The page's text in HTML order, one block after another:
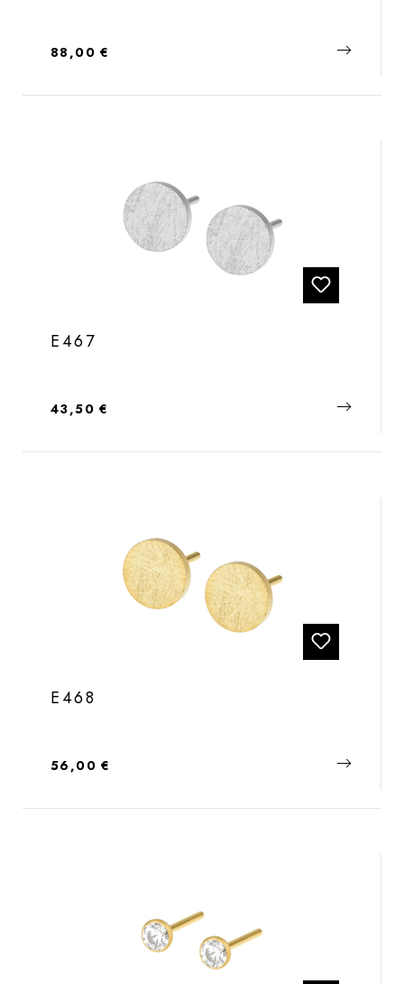
Regulärer Preis:
88,00 €
E467
Regulärer Preis:
43,50 €
E468
Regulärer Preis:
56,00 €